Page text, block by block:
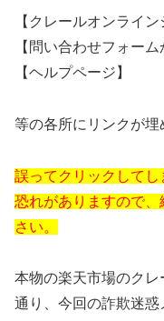
【クレールオンライン
【問い合わせフォーム
【ヘルプページ】
等の各所にリンクが埋
誤ってクリックして
恐れがありますので
さい。
本物の楽天市場のク
通り、今回の詐欺迷